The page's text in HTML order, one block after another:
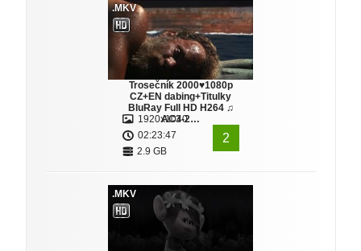
.MKV
Trosečník 2000♥1080p
CZ+EN dabing+Titulky
BluRay Full HD H264 ♫
AC3-2…
1920x1040
02:23:47
2.9 GB
2
.MKV